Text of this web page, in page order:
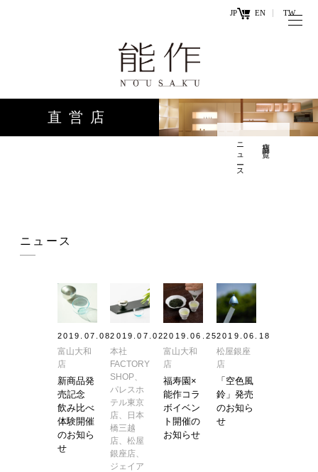
JP EN TW
ー
ワ
ー
合わせ
能作の歴史
と技
商品情報
お知らせ
結婚10周年
の錫婚式
観光×宿泊プ
ラン
医療・ヘルス
ケア
会社概要
直営店
店舗一覧
ニュース
ニュース
2019.07.08
富山大和
店
新商品発
売記念
飲み比べ
体験開催
のお知ら
せ
2019.07.02
本社
FACTORY
SHOP、
パレスホ
テル東京
店、日本
橋三越
店、松屋
銀座店、
ジェイア
2019.06.25
富山大和
店
福寿園×
能作コラ
ボイベン
ト開催の
お知らせ
2019.06.18
松屋銀座
店
「空色風
鈴」発売
のお知ら
せ